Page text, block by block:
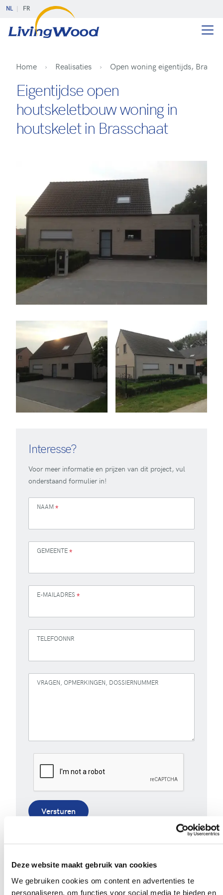
Deze website maakt gebruik van cookies
We gebruiken cookies om content en advertenties te
personaliseren, om functies voor social media te bieden en
NL FR
Home Realisaties Open woning eigentijds,
Eigentijdse open
houtskeletbouw woning in
houtskelet in Brasschaat
Interesse?
Voor meer informatie en prijzen van dit project, vul
onderstaand formulier in!
NAAM *
GEMEENTE*
E-MAILADRES *
TELEFOONNR
VRAGEN, OPMERKINGEN, DOSSIERNUMMER
Versturen
opmerking. Bekijk ons volledigprivacybeleid